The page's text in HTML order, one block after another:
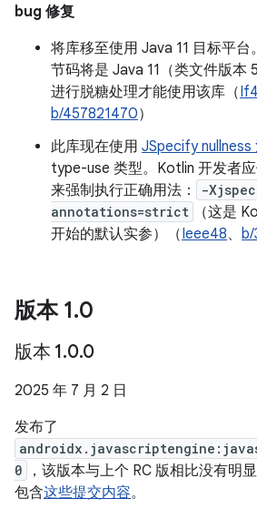
bug 修复
将库移至使用 Java 11 目标平
节码将是 Java 11（类文件版本
进行脱糖处理才能使用该库（
b/457821470）
此库现在使用 JSpecify nullness
type-use 类型。Kotlin 开发者
来强制执行正确用法：
-
annotations=strict
（这是
开始的默认实参）（Ieee48、 b/
版本 1.0
版本 1.0.0
2025 年 7 月 2 日
发布了
0
，该版本与上个 RC 版相比没有明
包含这些提交内容。